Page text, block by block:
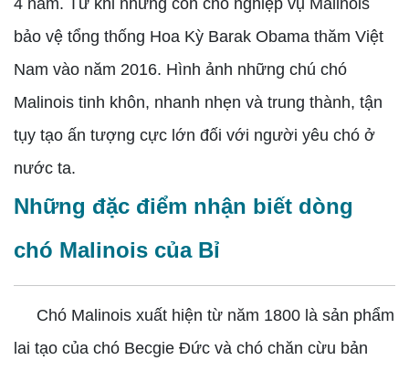
4 năm. Từ khi những con chó nghiệp vụ Malinois
bảo vệ tổng thống Hoa Kỳ Barak Obama thăm Việt
Nam vào năm 2016. Hình ảnh những chú chó
Malinois tinh khôn, nhanh nhẹn và trung thành, tận
tụy tạo ấn tượng cực lớn đối với người yêu chó ở
nước ta.
Những đặc điểm nhận biết dòng
chó Malinois của Bỉ
Chó Malinois xuất hiện từ năm 1800 là sản phẩm
lai tạo của chó Becgie Đức và chó chăn cừu bản